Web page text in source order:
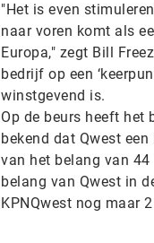
"Het is even
naar voren komt als
Europa," zegt Bill
bedrijf op een
winstgevend is.
Op de beurs heeft het
bekend dat Qwest
van het belang van
belang van Qwest in
KPNQwest nog maar